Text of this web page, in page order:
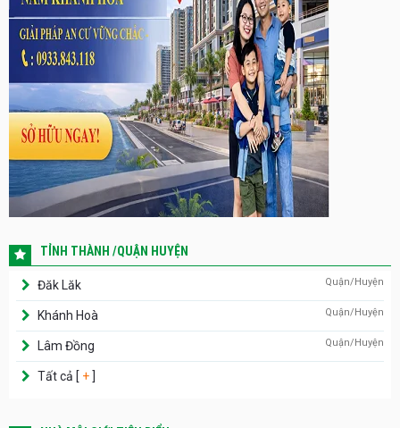
TỈNH THÀNH /QUẬN HUYỆN
Đăk Lăk Quận/Huyện
Khánh Hoà Quận/Huyện
Lâm Đồng Quận/Huyện
Tất cả [ +]